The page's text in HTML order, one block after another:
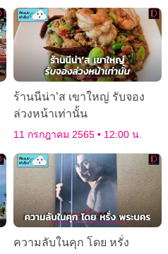
ร้านนีน่า’ส เขาใหญ่ รับจอง
ล่วงหน้าเท่านั้น
11 กรกฎาคม 2565 12:00 น.
ความลับในคุก โดย หรั่ง